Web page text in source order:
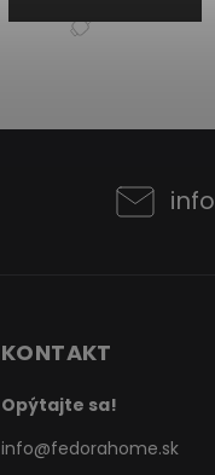
info
KONTAKT
Opýtajte sa!
info@fedorahome.sk